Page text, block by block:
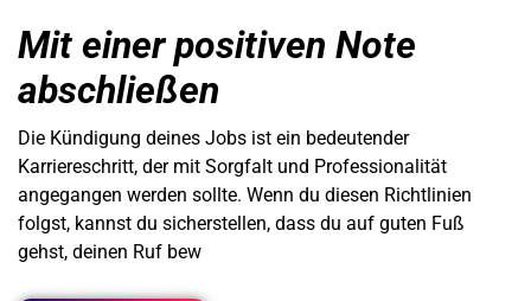
Mit einer positiven Note
abschließen
Die Kündigung deines Jobs ist ein bedeutender
Karriereschritt, der mit Sorgfalt und Professionalität
angegangen werden sollte. Wenn du diesen Richtlinien
folgst, kannst du sicherstellen, dass du auf guten Fuß
gehst, deinen Ruf bew